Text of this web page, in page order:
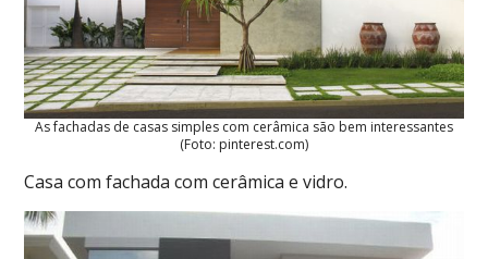
As fachadas de casas simples com cerâmica são bem interessantes
(Foto: pinterest.com)
Casa com fachada com cerâmica e vidro.